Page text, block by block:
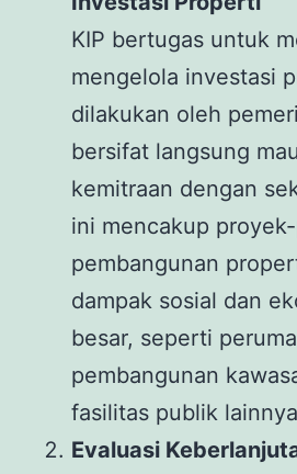
KIP bertugas untuk
mengelola investasi
dilakukan oleh
bersifat langsung
kemitraan dengan
ini mencakup
pembangunan
dampak sosial dan
besar, seperti
pembangunan
fasilitas publik
Evaluasi